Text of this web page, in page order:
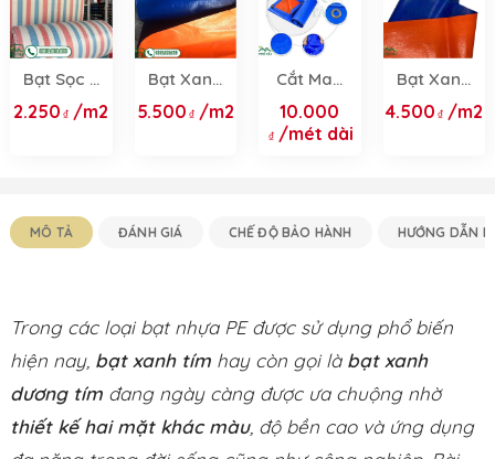
Bạt Sọc 3
Màu -
Giải Pháp
6m, 8m
2.250 /m2
Bạt Xanh
Cam 2 Da
Chính
10m &
5.500 /m2
Cắt May
Bạt Theo
Yêu Cầu
10.000
/mét dài
Bạt Xanh
Cam
4Mx50M
4.500 /m2
MÔ TẢ ĐÁNH GIÁ CHẾ ĐỘ BẢO HÀNH HƯỚNG DẪN
Trong các loại bạt nhựa PE được sử dụng phổ biến
hiện nay, bạt xanh tím hay còn gọi là bạt xanh
dương tím đang ngày càng được ưa chuộng nhờ
thiết kế hai mặt khác màu, độ bền cao và ứng dụng